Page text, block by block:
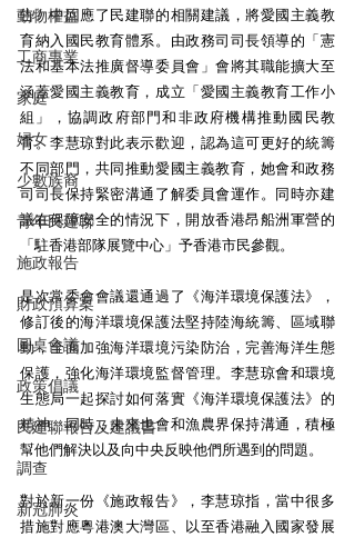
動物權益
工商專業
家庭
婦女
少數族裔
青年民建聯
施政報告
財政預算案
圓桌會議
政策倡議
民建聯報告及建議書
調查
新冠肺炎
告》中回應了民建聯的相關建議，將愛國主義教
育納入國民教育體系。由政務司司長領導的「憲
法和基本法推廣督導委員會」會將其職能擴大至
涵蓋愛國主義教育，成立「愛國主義教育工作小
組」，協調政府部門和非政府機構推動國民教
育。李慧琼對此表示歡迎，認為這可更好的統籌
不同部門，共同推動愛國主義教育，她會和政務
司司長保持緊密溝通了解委員會運作。同時亦建
議在保障安全的情況下，開放香港昂船洲軍營的
「駐香港部隊展覽中心」予香港市民參觀。
是次常委會會議還通過了《海洋環境保護法》，
修訂後的海洋環境保護法堅持陸海統籌、區域聯
動，全面加強海洋環境污染防治，完善海洋生態
保護，強化海洋環境監督管理。李慧琼會和環境
生態局一起探討如何落實《海洋環境保護法》的
精神。同時，未來也會和漁農界保持溝通，積極
幫他們解決以及向中央反映他們所遇到的問題。
對於新一份《施政報告》，李慧琼指，當中很多
措施對應粵港澳大灣區、以至香港融入國家發展